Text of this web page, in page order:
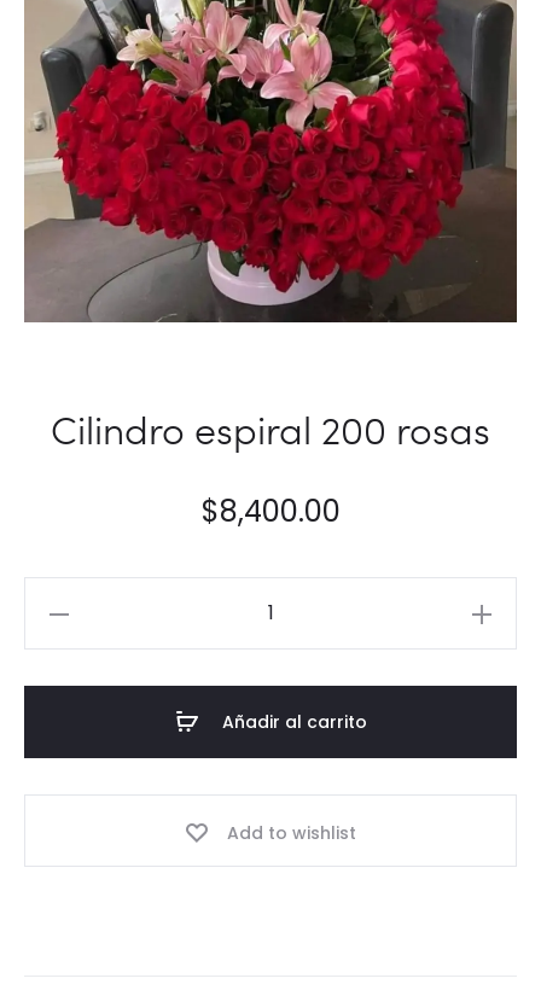
Cilindro espiral 200 rosas
$8,400.00
Añadir al carrito
Add to wishlist